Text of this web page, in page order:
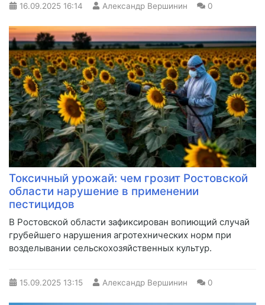
16.09.2025 16:14 Александр Вершинин 0
Токсичный урожай: чем грозит Ростовской
области нарушение в применении
пестицидов
В Ростовской области зафиксирован вопиющий случай
грубейшего нарушения агротехнических норм при
возделывании сельскохозяйственных культур.
15.09.2025 13:15 Александр Вершинин 0